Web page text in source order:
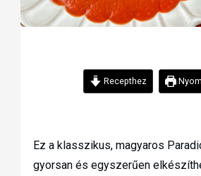
Recepthez
Ez a klasszikus, magyaros
gyorsan és egyszerűen